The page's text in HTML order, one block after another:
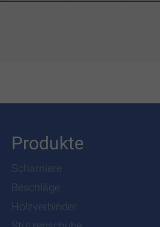
Produkte
Scharniere
Beschläge
Holzverbinder